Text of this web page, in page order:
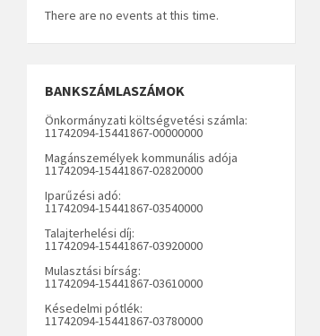
There are no events at this time.
BANKSZÁMLASZÁMOK
Önkormányzati költségvetési számla:
11742094-15441867-00000000
Magánszemélyek kommunális adója
11742094-15441867-02820000
Iparűzési adó:
11742094-15441867-03540000
Talajterhelési díj:
11742094-15441867-03920000
Mulasztási bírság:
11742094-15441867-03610000
Késedelmi pótlék:
11742094-15441867-03780000